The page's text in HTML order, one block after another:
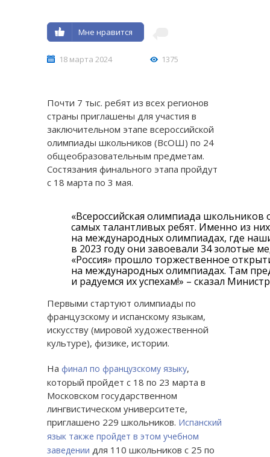
Мне нравится
18 марта 2024 1375
Почти 7 тыс. ребят из всех регионов
страны приглашены для участия в
заключительном этапе всероссийской
олимпиады школьников (ВсОШ) по 24
общеобразовательным предметам.
Состязания финального этапа пройдут
с 18 марта по 3 мая.
«Всероссийская олимпиада школьников
самых талантливых ребят. Именно из
на международных олимпиадах, где
в 2023 году они завоевали 34 золотые
«Россия» прошло торжественное
на международных олимпиадах. Там
и радуемся их успехам!» – сказал
Первыми стартуют олимпиады по
французскому и испанскому языкам,
искусству (мировой художественной
культуре), физике, истории.
На финал по французскому языку,
который пройдет с 18 по 23 марта в
Московском государственном
лингвистическом университете,
приглашено 229 школьников. Испанский
язык также пройдет в этом учебном
заведении для 110 школьников с 25 по